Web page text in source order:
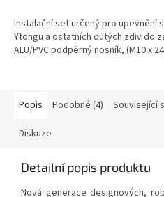
Instalační set určený pro upevnění
Ytongu a ostatních dutých zdiv do
ALU/PVC podpěrný nosník, (M10 x
Popis Podobné (4) Související
Diskuze
Detailní popis produktu
Nová generace designových,